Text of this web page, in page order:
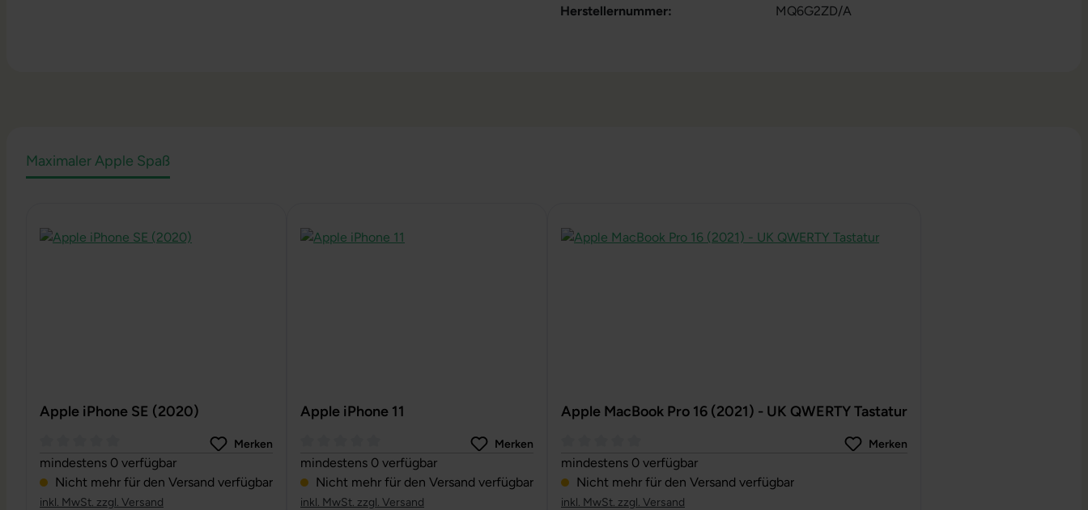
Herstellernummer: MQ6G2ZD/A
Maximaler Apple Spaß
Apple iPhone SE (2020)
Durchschnittliche Bewertung von 0 von 5 Sternen
Merken
mindestens 0 verfügbar
Nicht mehr für den Versand verfügbar
inkl. MwSt. zzgl. Versand
Apple iPhone 11
Durchschnittliche Bewertung von 0 von 5 Sternen
Merken
mindestens 0 verfügbar
Nicht mehr für den Versand verfügbar
inkl. MwSt. zzgl. Versand
Apple MacBook Pro 16 (2021) - UK QWERTY Tastatur
Durchschnittliche Bewertung von 0 von 5 Sternen
Merken
mindestens 0 verfügbar
Nicht mehr für den Versand verfügbar
inkl. MwSt. zzgl. Versand